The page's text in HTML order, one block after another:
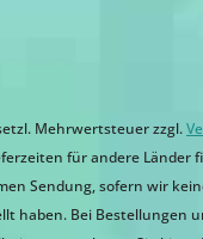
Mehrwertsteuer zzgl.
für andere Länder
Sendung, sofern wir
haben. Bei